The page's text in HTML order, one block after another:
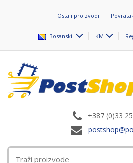
Ostali proizvodi
Bosanski KM
+387 (0)33